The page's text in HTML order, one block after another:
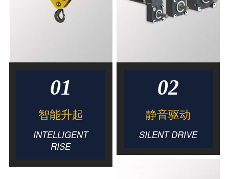
01
智能升起
INTELLIGENT
RISE
02
静音驱动
SILENT DRIVE